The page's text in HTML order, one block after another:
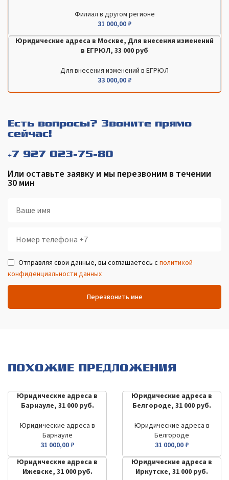
Филиал в другом регионе
31 000,00₽
Юридические адреса в Москве, Для внесения изменений
в ЕГРЮЛ, 33 000 руб
Для внесения изменений в ЕГРЮЛ
33 000,00₽
Есть вопросы? Звоните прямо
сейчас!
+7 927 023-75-80
Или оставьте заявку и мы перезвоним в течении
30 мин
Отправляя свои данные, вы соглашаетесь с политикой
конфиденциальности данных
Перезвонить мне
ПОХОЖИЕ ПРЕДЛОЖЕНИЯ
Юридические адреса в
Барнауле, 31 000 руб.
Юридические адреса в
Барнауле
31 000,00₽
Юридические адреса в
Белгороде, 31 000 руб.
Юридические адреса в
Белгороде
31 000,00₽
Юридические адреса в
Ижевске, 31 000 руб.
Юридические адреса в
Иркутске, 31 000 руб.